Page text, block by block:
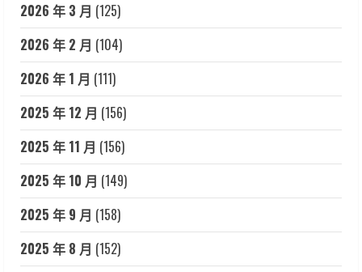
2026 年 3 月 (125)
2026 年 2 月 (104)
2026 年 1 月 (111)
2025 年 12 月 (156)
2025 年 11 月 (156)
2025 年 10 月 (149)
2025 年 9 月 (158)
2025 年 8 月 (152)